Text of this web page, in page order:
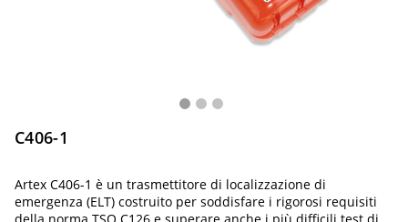
C406-1
Artex C406-1 è un trasmettitore di localizzazione di
emergenza (ELT) costruito per soddisfare i rigorosi requisiti